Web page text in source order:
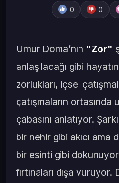
0 0
Umur Doma’nın "Zor"
anlaşılacağı gibi
zorlukları, içsel
çatışmaların ortasında
çabasını anlatıyor.
bir nehir gibi akıcı ama
bir esinti gibi
fırtınaları dışa vuruyor.